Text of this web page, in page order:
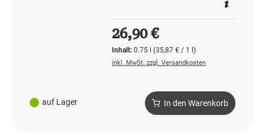
auf Lager
Inhalt:0.75 l(35,87 € / 1 l)
Regulärer Preis:
26,90 €
inkl. MwSt. zzgl. Versandkosten
In den Warenkorb